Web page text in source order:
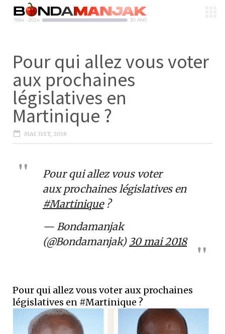
Pour qui allez vous voter
aux prochaines
législatives en
Martinique ?
MAI 31ST, 2018
Pour qui allez vous voter
aux prochaines législatives en
#Martinique?
— Bondamanjak
(@Bondamanjak) 30 mai 2018
Pour qui allez vous voter aux prochaines
législatives en #Martinique ?